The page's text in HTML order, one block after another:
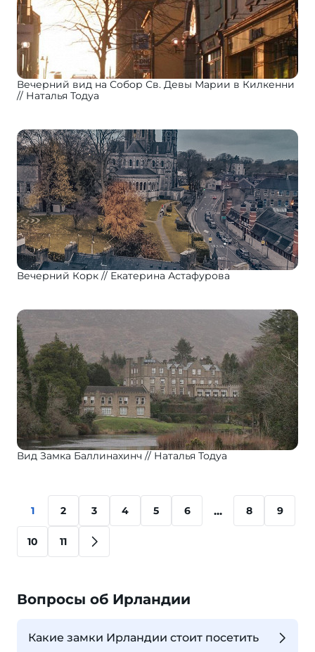
Вечерний вид на Собор Св. Девы Марии в Килкенни
Наталья Тодуа
Вечерний Корк Екатерина Астафурова
Вид Замка Баллинахинч Наталья Тодуа
1 2 3 4 5 6 ... 8 9
10 11
Вопросы об Ирландии
Какие замки Ирландии стоит посетить